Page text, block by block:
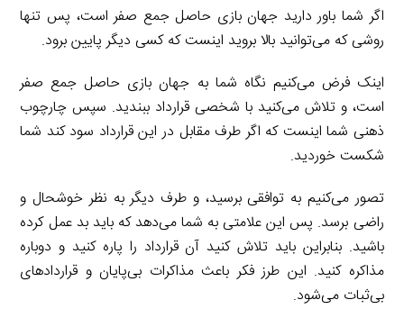
اگر شما باور دارید جهان بازی حاصل جمع صفر است، پس تنها
روشی که می‌توانید بالا بروید اینست که کسی دیگر پایین برود.
اینک فرض می‌کنیم نگاه شما به جهان بازی حاصل جمع صفر
است، و تلاش می‌کنید با شخصی قرارداد ببندید. سپس چارچوب
ذهنی شما اینست که اگر طرف مقابل در این قرارداد سود کند شما
شکست خوردید.
تصور می‌کنیم به توافقی برسید، و طرف دیگر به نظر خوشحال و
راضی برسد. پس این علامتی به شما می‌دهد که باید بد عمل کرده
باشید. بنابراین باید تلاش کنید آن قرارداد را پاره کنید و دوباره
مذاکره کنید. این طرز فکر باعث مذاکرات بی‌پایان و قراردادهای
بی‌ثبات می‌شود.